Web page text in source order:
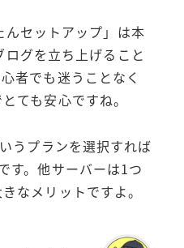
セットアップ」は本
グを立ち上げること
者でも迷うことなく
ても安心ですね。
うプランを選択すれば
す。他サーバーは1つ
なメリットですよ。